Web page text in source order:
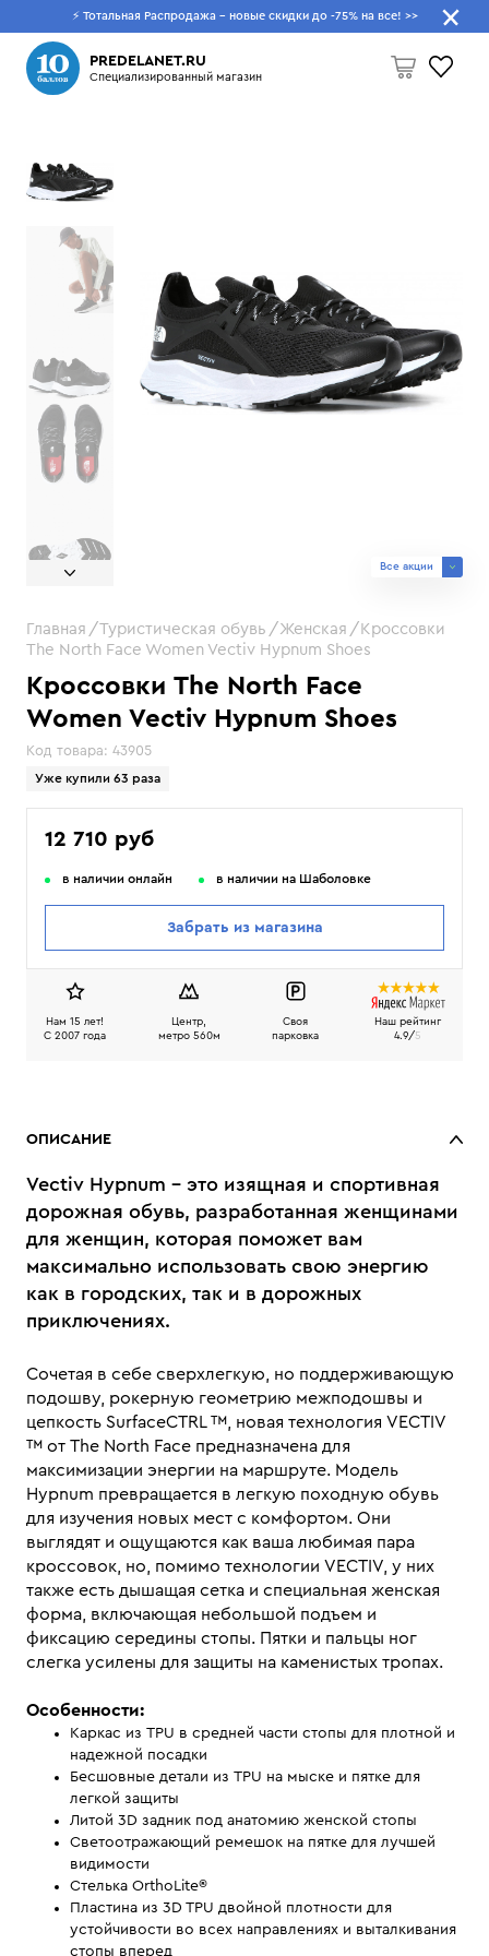
⚡ Тотальная Распродажа - новые скидки до -75% на все! >>
PREDELANET.RU
Специализированный магазин
Пусто
Что будем искать?
Кроссовки The North Face
Women Vectiv Hypnum Shoes
Код товара: 43905
Уже купили 63 раза
Все акции
Главная Туристическая обувь Женская
Кроссовки
The North Face Women Vectiv Hypnum Shoes
12 710 руб
в наличии онлайн в наличии на Шаболовке
Забрать из магазина
Нам 15 лет!
C 2007 года
Центр,
метро 560м
Своя
парковка
Наш рейтинг
4.9/5
ОПИСАНИЕ
Vectiv Hypnum - это изящная и спортивная
дорожная обувь, разработанная женщинами
для женщин, которая поможет вам
максимально использовать свою энергию
как в городских, так и в дорожных
приключениях.
Сочетая в себе сверхлегкую, но поддерживающую
подошву, рокерную геометрию межподошвы и
цепкость SurfaceCTRL ™️, новая технология VECTIV
™️ от The North Face предназначена для
максимизации энергии на маршруте. Модель
Hypnum превращается в легкую походную обувь
для изучения новых мест с комфортом. Они
выглядят и ощущаются как ваша любимая пара
кроссовок, но, помимо технологии VECTIV, у них
также есть дышащая сетка и специальная женская
форма, включающая небольшой подъем и
фиксацию середины стопы. Пятки и пальцы ног
слегка усилены для защиты на каменистых тропах.
Особенности:
Каркас из TPU в средней части стопы для плотной и
надежной посадки
Бесшовные детали из TPU на мыске и пятке для
легкой защиты
Литой 3D задник под анатомию женской стопы
Светоотражающий ремешок на пятке для лучшей
видимости
Стелька OrthoLite®
Пластина из 3D TPU двойной плотности для
устойчивости во всех направлениях и выталкивания
стопы вперед